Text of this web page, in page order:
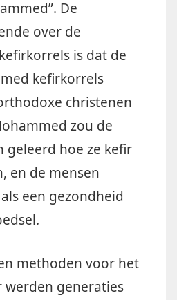
De
over de
is dat de
kefirkorrels
christenen
zou de
geleerd hoe ze kefir
en de mensen
een gezondheid
methoden voor het
werden generaties